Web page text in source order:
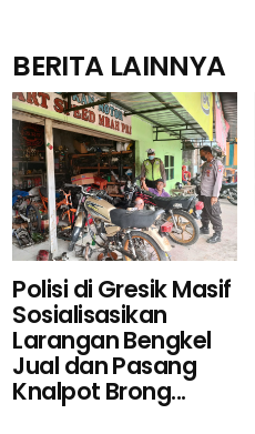
BERITA LAINNYA
Polisi di Gresik Masif
Sosialisasikan
Larangan Bengkel
Jual dan Pasang
Knalpot Brong...